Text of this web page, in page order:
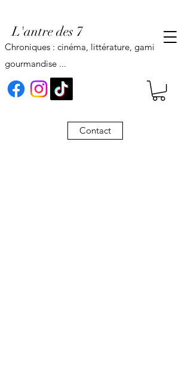
L'antre des 7
Contact
Chroniques : cinéma, littérature, gaming,
gourmandise ...